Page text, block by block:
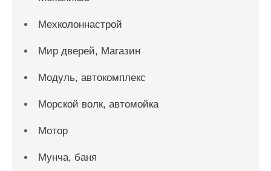
Мехколоннастрой
Мир дверей, Магазин
Модуль, автокомплекс
Морской волк, автомойка
Мотор
Мунча, баня